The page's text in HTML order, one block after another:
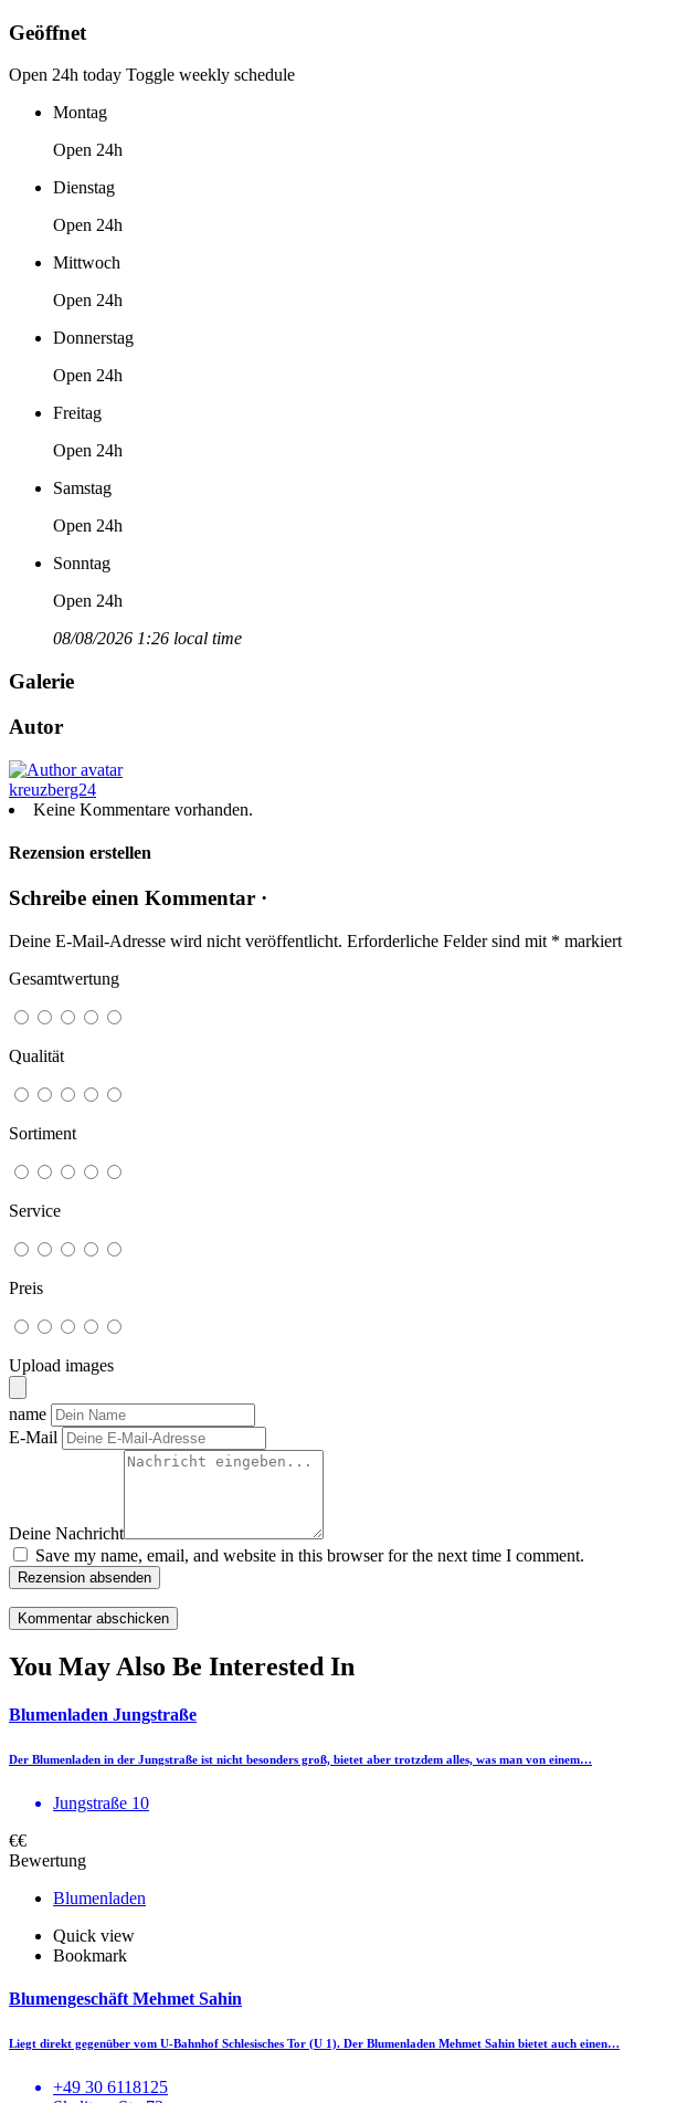
Geöffnet
Open 24h today Toggle weekly schedule
Montag
Open 24h
Dienstag
Open 24h
Mittwoch
Open 24h
Donnerstag
Open 24h
Freitag
Open 24h
Samstag
Open 24h
Sonntag
Open 24h
08/08/2026 1:26 local time
Galerie
Autor
kreuzberg24
Keine Kommentare vorhanden.
Rezension erstellen
Schreibe einen Kommentar ·
Deine E-Mail-Adresse wird nicht veröffentlicht. Erforderliche Felder sind mit * markiert
Gesamtwertung
Qualität
Sortiment
Service
Preis
Upload images
name
E-Mail
Deine Nachricht
Save my name, email, and website in this browser for the next time I comment.
Rezension absenden
You May Also Be Interested In
Blumenladen Jungstraße
Der Blumenladen in der Jungstraße ist nicht besonders groß, bietet aber trotzdem alles, was man von einem…
Jungstraße 10
€€
Bewertung
Blumenladen
Quick view
Bookmark
Blumengeschäft Mehmet Sahin
Liegt direkt gegenüber vom U-Bahnhof Schlesisches Tor (U 1). Der Blumenladen Mehmet Sahin bietet auch einen…
+49 30 6118125